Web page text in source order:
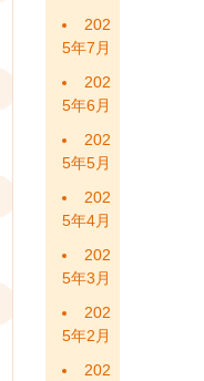
202
5年7月
202
5年6月
202
5年5月
202
5年4月
202
5年3月
202
5年2月
202